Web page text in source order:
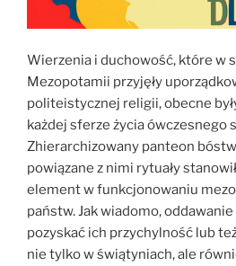
Wierzenia i duchowość, które w
Mezopotamii przyjęły
politeistycznej religii, obecne
każdej sferze życia ówczesnego
Zhierarchizowany panteon
powiązane z nimi rytuały
element w funkcjonowaniu
państw. Jak wiadomo,
pozyskać ich przychylność lub
nie tylko w świątyniach, ale